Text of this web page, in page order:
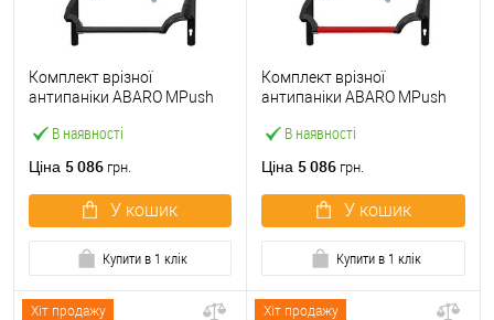
В наявності
Комплект врізної
антипаніки ABARO МPush
чорний із замком та ручкою
Ціна 5 086 грн.
У кошик
Купити в 1 клік
В наявності
Комплект врізної
антипаніки ABARO МPush
червоний із замком та
Ціна 5 086 грн.
У кошик
Купити в 1 клік
Хіт продажу Хіт продажу